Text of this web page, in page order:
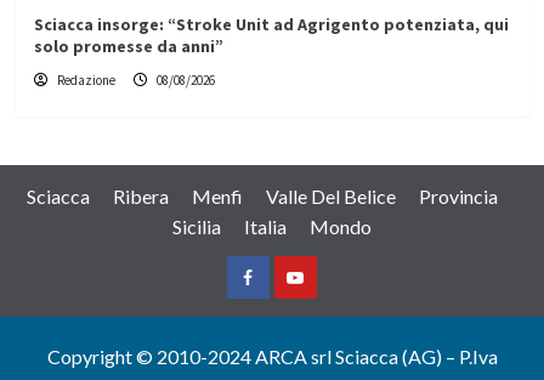
Sciacca insorge: “Stroke Unit ad Agrigento potenziata, qui
solo promesse da anni”
Redazione 08/08/2026
Sciacca Ribera Menfi Valle Del Belice
Provincia
Sicilia
Italia Mondo
FacebookYountube
Copyright © 2010-2024 ARCA srl Sciacca (AG) – P.Iva